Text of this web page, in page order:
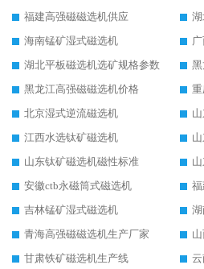
福建高强磁磁选机供应
海南锰矿湿式磁选机
湖北平板磁选机选矿规格参数
黑龙江高强磁磁选机价格
北京湿式逆流磁选机
江西水选钛矿磁选机
山东钛矿磁选机磁性标准
安徽ctb永磁筒式磁选机
吉林锰矿湿式磁选机
青海高强磁磁选机生产厂家
甘肃铁矿磁选机生产线